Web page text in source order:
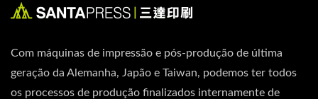
Com máquinas de impressão e pós-produção de última
geração da Alemanha, Japão e Taiwan, podemos ter todos
os processos de produção finalizados internamente de